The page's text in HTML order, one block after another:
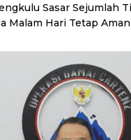
Sasar Sejumlah
Malam Hari Tetap Aman